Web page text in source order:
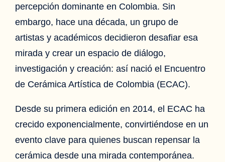
percepción dominante en Colombia. Sin
embargo, hace una década, un grupo de
artistas y académicos decidieron desafiar esa
mirada y crear un espacio de diálogo,
investigación y creación: así nació el Encuentro
de Cerámica Artística de Colombia (ECAC).
Desde su primera edición en 2014, el ECAC ha
crecido exponencialmente, convirtiéndose en un
evento clave para quienes buscan repensar la
cerámica desde una mirada contemporánea.